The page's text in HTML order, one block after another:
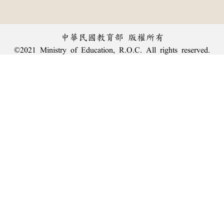
中華民國教育部 版權所有
©2021 Ministry of Education, R.O.C. All rights reserved.